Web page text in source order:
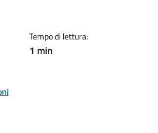
Tempo di lettura:
1 min